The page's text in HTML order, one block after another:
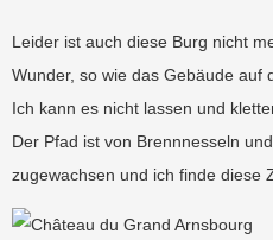
Leider ist auch diese Burg nicht
Wunder, so wie das Gebäude auf
Ich kann es nicht lassen und
Der Pfad ist von Brennnesseln
zugewachsen und ich finde diese